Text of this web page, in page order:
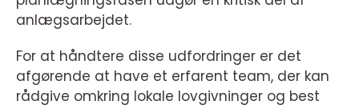
anlægsarbejdet.
For at håndtere disse udfordringer er det
afgørende at have et erfarent team, der kan
rådgive omkring lokale lovgivninger og best